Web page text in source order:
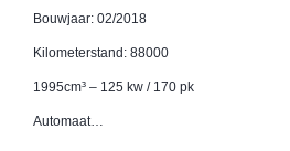
Bouwjaar: 02/2018
Kilometerstand: 88000
1995cm³ – 125 kw / 170 pk
Automaat…